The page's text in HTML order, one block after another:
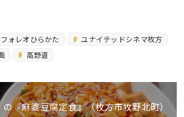
フォレオひらかた
ユナイテッドシネマ枚方
高野道
の『麻婆豆腐定食』（枚方市牧野北町）